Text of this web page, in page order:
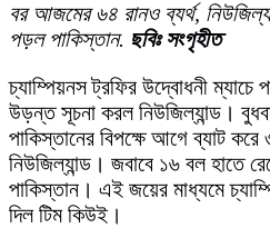
বর আজমের ৬৪ রানও ব্যর্থ,
পড়ল পাকিস্তান. ছবিঃ সংগৃহীত
চ্যাম্পিয়নস ট্রফির উদ্বোধনী ম্যাচে
উড়ন্ত সূচনা করল নিউজিল্যান্ড।
পাকিস্তানের বিপক্ষে আগে ব্যাট
নিউজিল্যান্ড। জবাবে ১৬ বল হাতে
পাকিস্তান। এই জয়ের মাধ্যমে
দিল টিম কিউই।